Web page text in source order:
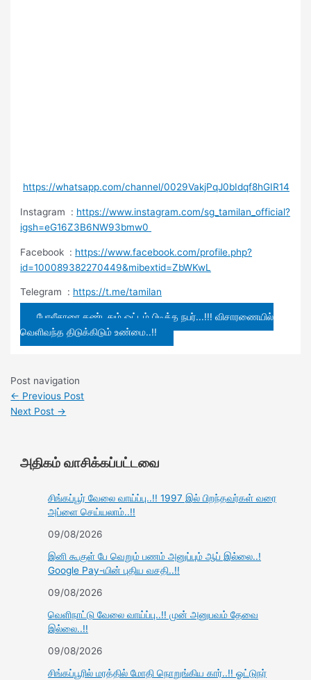
https://whatsapp.com/channel/0029VakjPqJ0bIdqf8hGIR14
Instagram : https://www.instagram.com/sg_tamilan_official?
igsh=eG16Z3B6NW93bmw0
Facebook : https://www.facebook.com/profile.php?
id=100089382270449&mibextid=ZbWKwL
Telegram : https://t.me/tamilan
போலீசாரை கண்டதும் ஓட்டம் பிடித்த நபர்...!!! விசாரணையில்
வெளிவந்த திடுக்கிடும் உண்மை..!!
Post navigation
← Previous Post
Next Post →
அதிகம் வாசிக்கப்பட்டவை
சிங்கப்பூர் வேலை வாய்ப்பு..!! 1997 இல் பிறந்தவர்கள் வரை
அப்ளை செய்யலாம்..!!
09/08/2026
இனி கூகுள் பே வெறும் பணம் அனுப்பும் ஆப் இல்லை..!
Google Pay-யின் புதிய வசதி..!!
09/08/2026
வெளிநாட்டு வேலை வாய்ப்பு..!! முன் அனுபவம் தேவை
இல்லை..!!
09/08/2026
சிங்கப்பூரில் மரத்தில் மோதி நொறுங்கிய கார்..!! ஓட்டுநர்